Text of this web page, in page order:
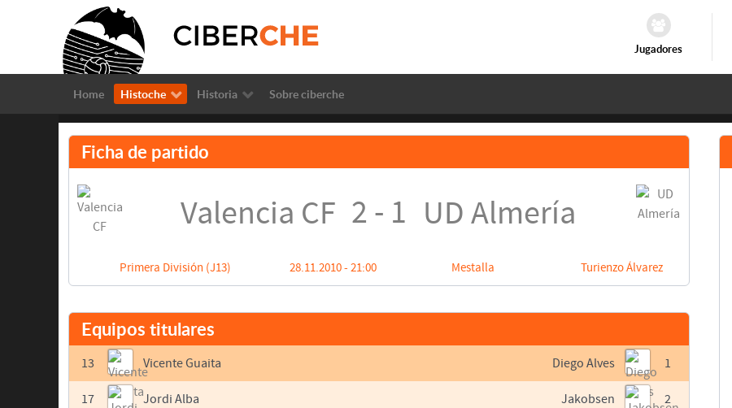
Jugadores
Home Histoche Historia Sobre ciberche
Ficha de partido
Valencia CF 2 - 1 UD Almería
Primera División (J13) 28.11.2010 - 21:00 Mestalla Turienzo Álvarez
Equipos titulares
13 Vicente Guaita
17 Jordi Alba
1
Diego Alves
2
Jakobsen